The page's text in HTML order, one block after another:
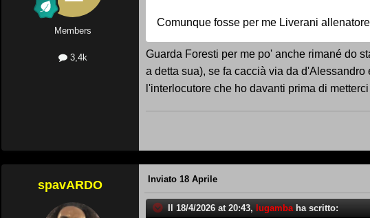
Members
3,4k
Comunque fosse per me Liverani
Guarda Foresti per me po' anche rimané do
a detta sua), se fa caccià via da
l'interlocutore che ho davanti prima di
spavARDO Inviato 18 Aprile
Il 18/4/2026 at 20:43, lugamba ha scritto: